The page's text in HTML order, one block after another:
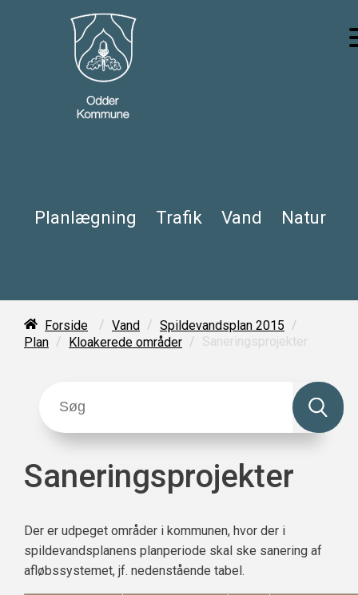
Planlægning Trafik Vand Natur
Forside / Vand / Spildevandsplan 2015 /
Plan / Kloakerede områder / Saneringsprojekter
Saneringsprojekter
Der er udpeget områder i kommunen, hvor der i
spildevandsplanens planperiode skal ske sanering af
afløbssystemet, jf. nedenstående tabel.